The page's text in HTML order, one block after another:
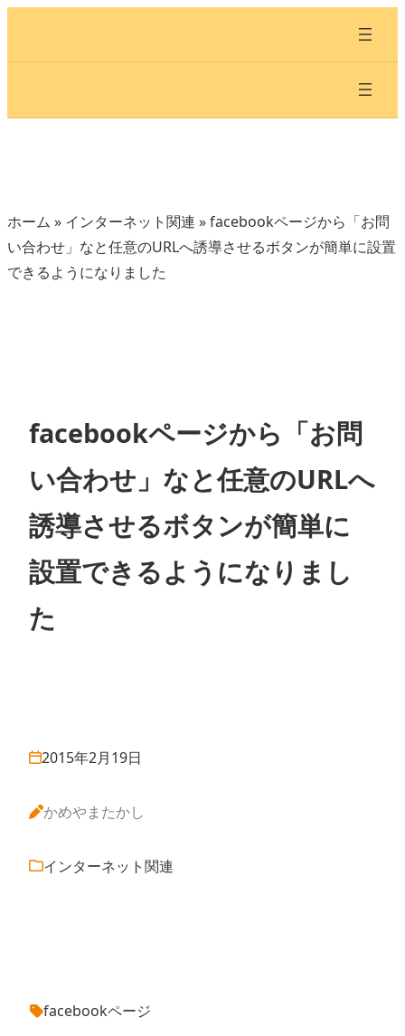
キ
ホーム » インターネット関連 »facebookページから「お問
い合わせ」なと任意のURLへ誘導させるボタンが簡単に設置
できるようになりました
facebookページから「お問
い合わせ」なと任意のURLへ
誘導させるボタンが簡単に
設置できるようになりまし
た
2015年2月19日
かめやまたかし
インターネット関連
facebookページ